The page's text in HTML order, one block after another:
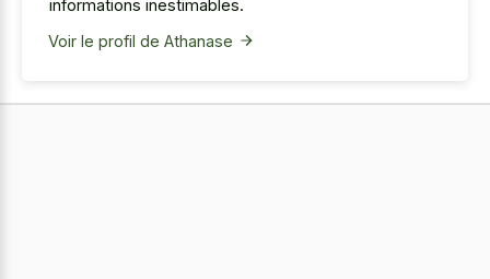
informations inestimables.
Voir le profil de Athanase